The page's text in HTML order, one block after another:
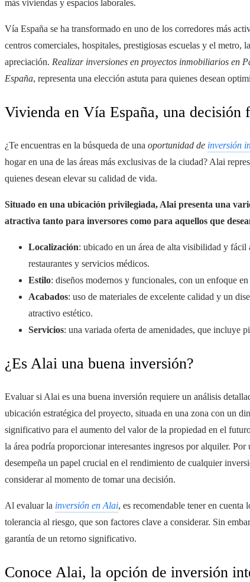
más viviendas y espacios laborales.
Vía España se ha transformado en uno de los corredores más
centros comerciales, hospitales, prestigiosas escuelas y el
apreciación. Realizar inversiones en proyectos inmobiliarios en
España, representa una elección astuta para quienes desean
Vivienda en Vía España, una decisión
¿Te encuentras en la búsqueda de una oportunidad de inversión
hogar en una de las áreas más exclusivas de la ciudad? Alai
quienes desean elevar su calidad de vida.
Situado en una ubicación privilegiada, Alai presenta una
atractiva tanto para inversores como para aquellos que
Localización: ubicado en un área de alta visibilidad y fácil
restaurantes y servicios médicos.
Estilo: diseños modernos y funcionales, con un enfoque
Acabados: uso de materiales de excelente calidad y un
atractivo estético.
Servicios: una variada oferta de amenidades, que incluye
¿Es Alai una buena inversión?
Evaluar si Alai es una buena inversión requiere un análisis
ubicación estratégica del proyecto, situada en una zona con un
significativo para el aumento del valor de la propiedad en el
la área podría proporcionar interesantes ingresos por alquiler.
desempeña un papel crucial en el rendimiento de cualquier
considerar al momento de tomar una decisión.
Al evaluar la inversión en Alai, es recomendable tener en
tolerancia al riesgo, que son factores clave a considerar. Sin
garantía de un retorno significativo.
Conoce Alai, la opción de inversión